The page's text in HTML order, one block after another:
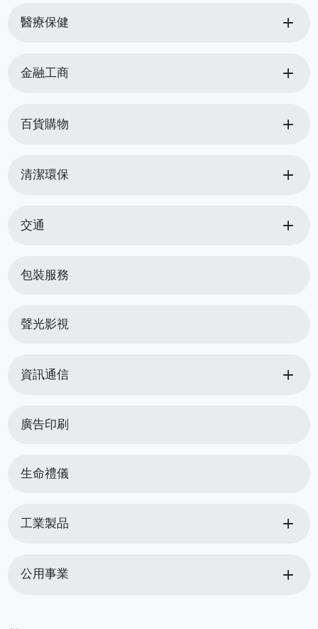
醫療保健 add
金融工商 add
百貨購物 add
清潔環保 add
交通 add
包裝服務
聲光影視
資訊通信 add
廣告印刷
生命禮儀
工業製品 add
公用事業 add